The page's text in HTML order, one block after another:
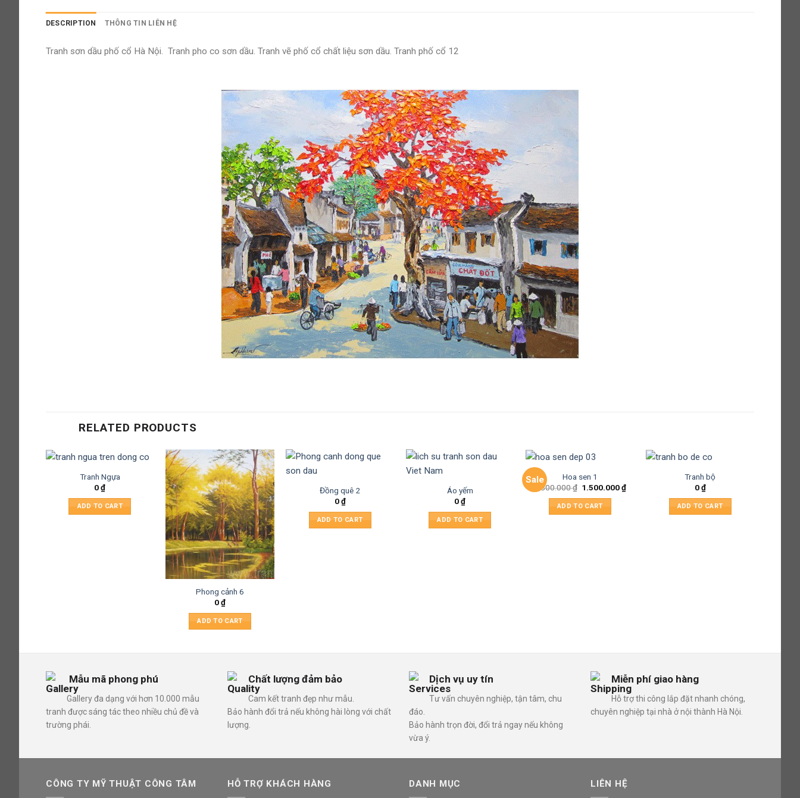
DESCRIPTION THÔNG TIN LIÊN HỆ
Tranh sơn dầu phố cổ Hà Nội. Tranh pho co sơn dầu. Tranh vẽ phố cổ chất liệu sơn dầu. Tranh phố cổ 12
RELATED PRODUCTS
Tranh Ngựa
0₫
ADD TO CART
Phong cảnh 6
0₫
ADD TO CART
Đồng quê 2
0₫
ADD TO CART
Áo yếm
0₫
ADD TO CART
Sale
Hoa sen 1
1.800.000₫ 1.500.000₫
ADD TO CART
Tranh bộ
0₫
ADD TO CART
Mẫu mã phong phú
Gallery đa dạng với hơn 10.000 mẫu
tranh được sáng tác theo nhiều chủ đề và
trường phái.
Chất lượng đảm bảo
Cam kết tranh đẹp như mẫu.
Bảo hành đổi trả nếu không hài lòng với chất
lượng.
Dịch vụ uy tín
Tư vấn chuyên nghiệp, tận tâm, chu
đáo.
Bảo hành trọn đời, đổi trả ngay nếu không
vừa ý.
Miễn phí giao hàng
Hỗ trợ thi công lắp đặt nhanh chóng,
chuyên nghiệp tại nhà ở nội thành Hà Nội.
CÔNG TY MỸ THUẬT CÔNG TÂM HỖ TRỢ KHÁCH HÀNG DANH MỤC LIÊN HỆ